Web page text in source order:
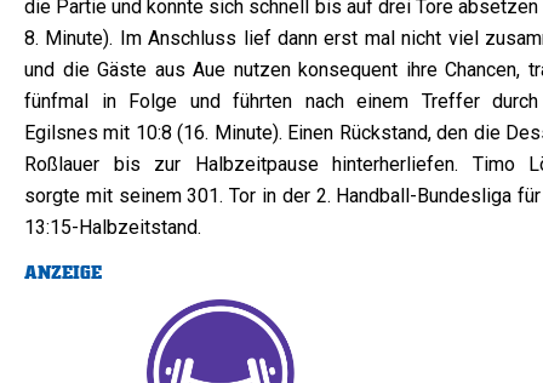
die Partie und konnte sich schnell bis auf drei Tore absetzen
8. Minute). Im Anschluss lief dann erst mal nicht viel
und die Gäste aus Aue nutzen konsequent ihre Chancen,
fünfmal in Folge und führten nach einem Treffer
Egilsnes mit 10:8 (16. Minute). Einen Rückstand, den die
Roßlauer bis zur Halbzeitpause hinterherliefen. Timo
sorgte mit seinem 301. Tor in der 2. Handball-Bundesliga
13:15-Halbzeitstand.
ANZEIGE